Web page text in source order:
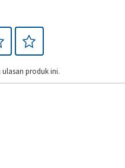
produk ini.